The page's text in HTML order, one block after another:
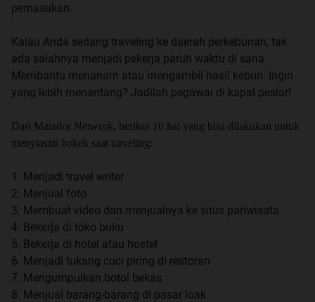
pemasukan.
Kalau Anda sedang traveling ke daerah perkebunan, tak
ada salahnya menjadi pekerja paruh waktu di sana.
Membantu menanam atau mengambil hasil kebun. Ingin
yang lebih menantang? Jadilah pegawai di kapal pesiar!
Dari Matador Network, berikut 10 hal yang bisa dilakukan untuk
menyiasati bokek saat traveling:
1. Menjadi travel writer
2. Menjual foto
3. Membuat video dan menjualnya ke situs pariwisata
4. Bekerja di toko buku
5. Bekerja di hotel atau hostel
6. Menjadi tukang cuci piring di restoran
7. Mengumpulkan botol bekas
8. Menjual barang-barang di pasar loak